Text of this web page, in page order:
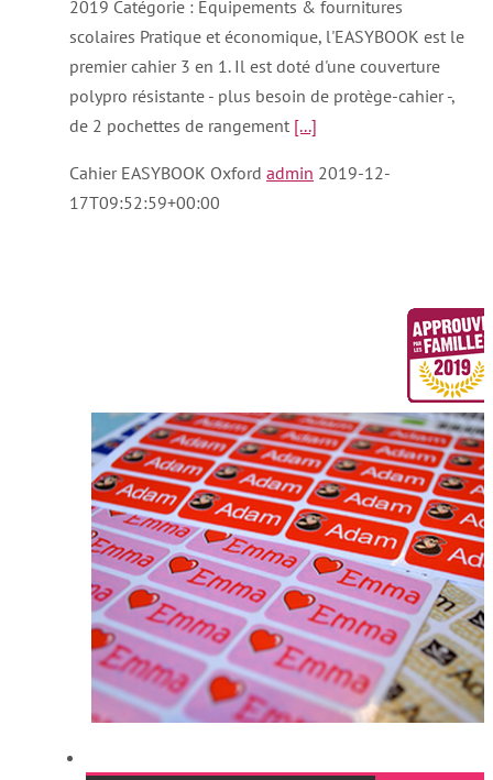
2019 Catégorie : Équipements & fournitures
scolaires Pratique et économique, l'EASYBOOK est le
premier cahier 3 en 1. Il est doté d'une couverture
polypro résistante - plus besoin de protège-cahier -,
de 2 pochettes de rangement [...]
Cahier EASYBOOK Oxford admin 2019-12-
17T09:52:59+00:00